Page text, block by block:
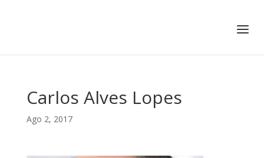
Carlos Alves Lopes
Ago 2, 2017